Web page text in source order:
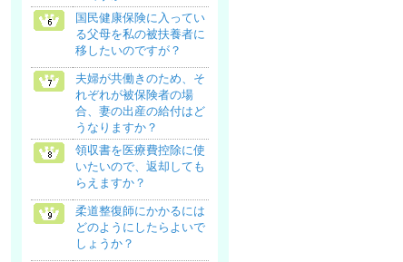
国民健康保険に入ってい
る父母を私の被扶養者に
移したいのですが？
夫婦が共働きのため、そ
れぞれが被保険者の場
合、妻の出産の給付はど
うなりますか？
領収書を医療費控除に使
いたいので、返却しても
らえますか？
柔道整復師にかかるには
どのようにしたらよいで
しょうか？